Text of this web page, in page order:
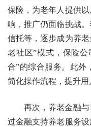
保险，为老年人提供
响，推广仍面临挑战
信托等，逐步成为养
老社区”模式，保险
合”的综合服务。此外
简化操作流程，提升用
再次，养老金融
过金融支持养老服务